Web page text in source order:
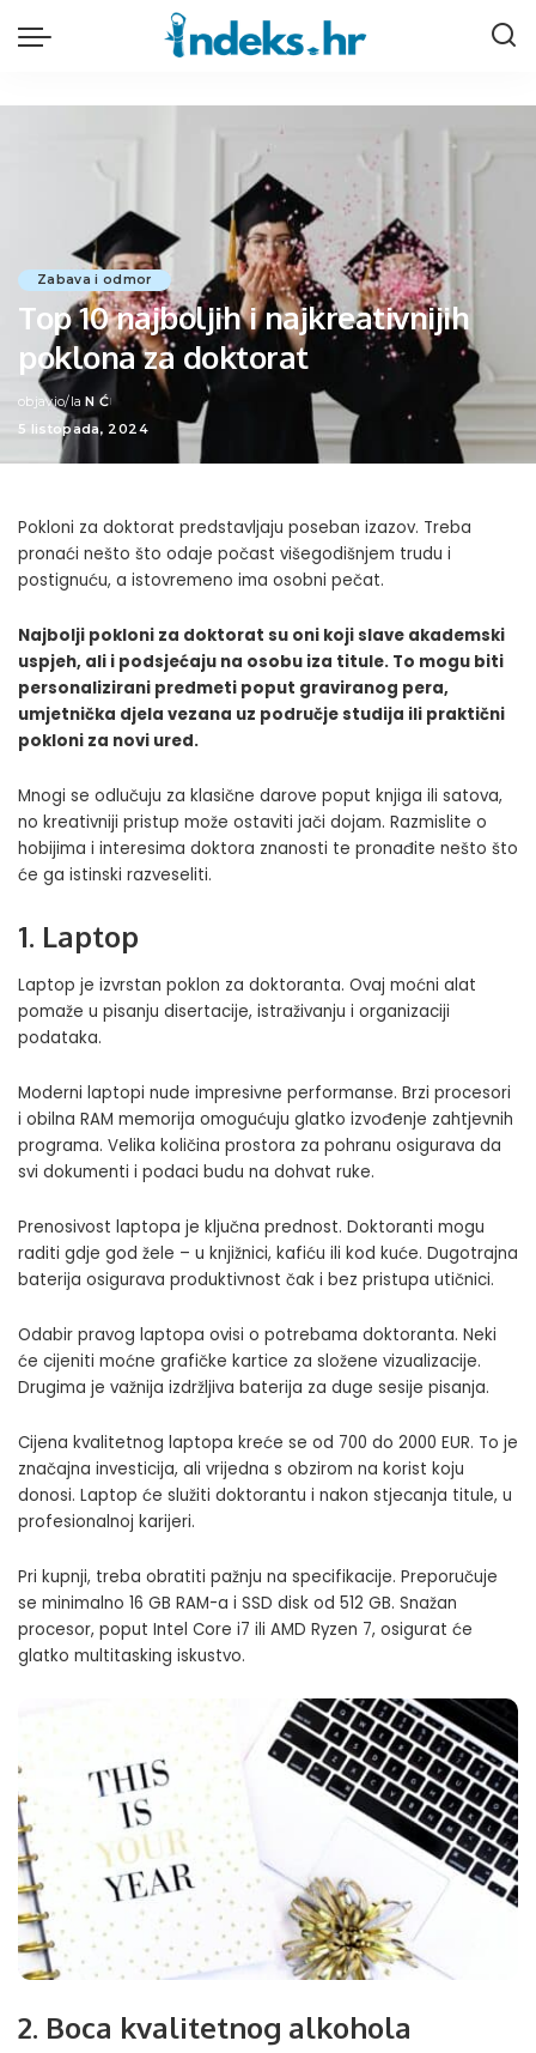
Zabava i odmor
Top 10 najboljih i najkreativnijih
poklona za doktorat
Posted
by
objavio/la N Ć
5 listopada, 2024
Pokloni za doktorat predstavljaju poseban izazov. Treba
pronaći nešto što odaje počast višegodišnjem trudu i
postignuću, a istovremeno ima osobni pečat.
Najbolji pokloni za doktorat su oni koji slave akademski
uspjeh, ali i podsjećaju na osobu iza titule. To mogu biti
personalizirani predmeti poput graviranog pera,
umjetnička djela vezana uz područje studija ili praktični
pokloni za novi ured.
Mnogi se odlučuju za klasične darove poput knjiga ili satova,
no kreativniji pristup može ostaviti jači dojam. Razmislite o
hobijima i interesima doktora znanosti te pronađite nešto što
će ga istinski razveseliti.
1. Laptop
Laptop je izvrstan poklon za doktoranta. Ovaj moćni alat
pomaže u pisanju disertacije, istraživanju i organizaciji
podataka.
Moderni laptopi nude impresivne performanse. Brzi procesori
i obilna RAM memorija omogućuju glatko izvođenje zahtjevnih
programa. Velika količina prostora za pohranu osigurava da
svi dokumenti i podaci budu na dohvat ruke.
Prenosivost laptopa je ključna prednost. Doktoranti mogu
raditi gdje god žele – u knjižnici, kafiću ili kod kuće. Dugotrajna
baterija osigurava produktivnost čak i bez pristupa utičnici.
Odabir pravog laptopa ovisi o potrebama doktoranta. Neki
će cijeniti moćne grafičke kartice za složene vizualizacije.
Drugima je važnija izdržljiva baterija za duge sesije pisanja.
Cijena kvalitetnog laptopa kreće se od 700 do 2000 EUR. To je
značajna investicija, ali vrijedna s obzirom na korist koju
donosi. Laptop će služiti doktorantu i nakon stjecanja titule, u
profesionalnoj karijeri.
Pri kupnji, treba obratiti pažnju na specifikacije. Preporučuje
se minimalno 16 GB RAM-a i SSD disk od 512 GB. Snažan
procesor, poput Intel Core i7 ili AMD Ryzen 7, osigurat će
glatko multitasking iskustvo.
2. Boca kvalitetnog alkohola